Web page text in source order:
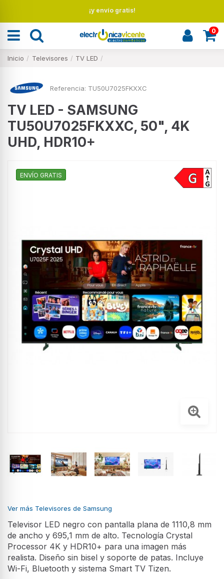
¡y envío gratis!
0
Inicio Televisores TV LED
Referencia: TU50U7025FKXXC
TV LED - SAMSUNG
TU50U7025FKXXC, 50", 4K
UHD, HDR10+
ENVÍO GRATIS
Ver más Televisores de Samsung
Televisor LED negro con pantalla plana de 1110,8 mm
de ancho y 695,1 mm de alto. Tecnología Crystal
Processor 4K y HDR10+ para una imagen más
realista. Diseño sin bisel y soporte de patas. Incluye
Wi-Fi, Bluetooth y sistema Smart TV Tizen.